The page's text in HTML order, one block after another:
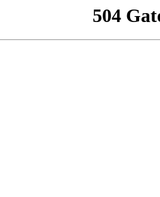
504